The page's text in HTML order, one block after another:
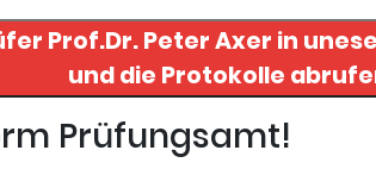
Prof.Dr. Peter Axer in uneserer
und die Protokolle
Prüfungsamt!